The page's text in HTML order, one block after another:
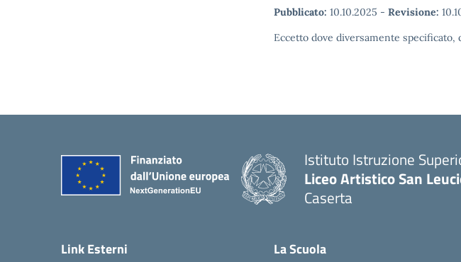
Pubblicato: 10.10.2025 - Revisione:
Eccetto dove diversamente
Istituto Istruzione
Liceo Artistico San
Caserta
Link Esterni La Scuola